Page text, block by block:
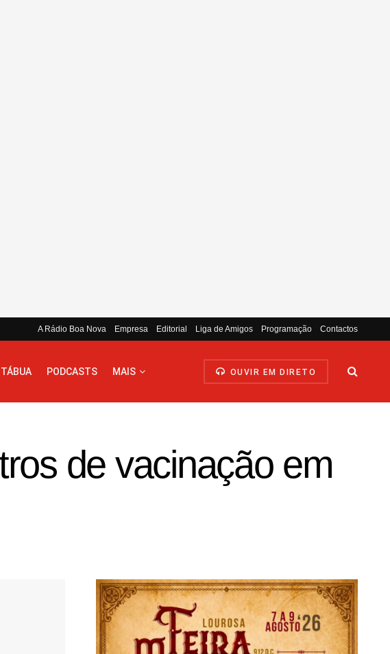
A Rádio Boa Nova Empresa Editorial Liga de Amigos Programação Contactos
TÁBUA PODCASTS MAIS OUVIR EM DIRETO
de vacinação em